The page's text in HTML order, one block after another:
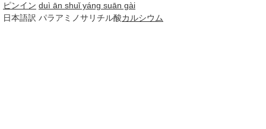
ピンイン duì ān shuǐ yáng suān gài
日本語訳 パラアミノサリチル酸カルシウム